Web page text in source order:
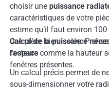
choisir une puissance
caractéristiques de votre
estime qu’il faut environ
une pièce bien isolée.
facteurs comme la hauteur
fenêtres présentes.
Calcul de la puissance
l’espace
Un calcul précis permet de
sous-dimensionner votre